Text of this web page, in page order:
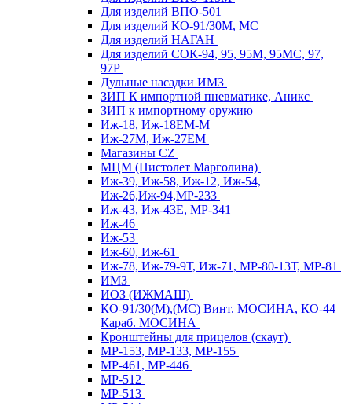
Для изделий ВПО-501
Для изделий КО-91/30М, МС
Для изделий НАГАН
Для изделий СОК-94, 95, 95М, 95МС, 97,
97Р
Дульные насадки ИМЗ
ЗИП К импортной пневматике, Аникс
ЗИП к импортному оружию
Иж-18, Иж-18ЕМ-М
Иж-27М, Иж-27ЕМ
Магазины CZ
МЦМ (Пистолет Марголина)
Иж-39, Иж-58, Иж-12, Иж-54,
Иж-26,Иж-94,МР-233
Иж-43, Иж-43Е, МР-341
Иж-46
Иж-53
Иж-60, Иж-61
Иж-78, Иж-79-9Т, Иж-71, МР-80-13Т, МР-81
ИМЗ
ИОЗ (ИЖМАШ)
КО-91/30(М),(МС) Винт. МОСИНА, КО-44
Караб. МОСИНА
Кронштейны для прицелов (скаут)
МР-153, МР-133, МР-155
МР-461, МР-446
МР-512
МР-513